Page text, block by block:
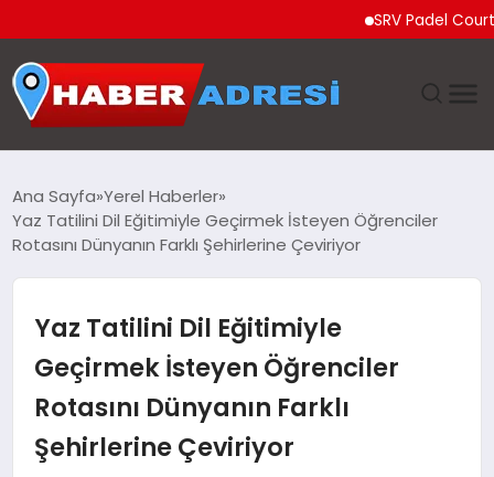
SRV Padel Court,
GÜNDEM
TEKNOLOJI
EĞITIM
Ana Sayfa Yerel Haberler
Yaz Tatilini Dil Eğitimiyle Geçirmek İsteyen Öğrenciler
Rotasını Dünyanın Farklı Şehirlerine Çeviriyor
Yaz Tatilini Dil Eğitimiyle
Geçirmek İsteyen Öğrenciler
Rotasını Dünyanın Farklı
Şehirlerine Çeviriyor